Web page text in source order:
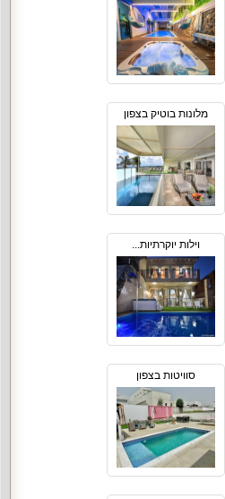
מלונות בוטיק בצפון
וילות יוקרתיות...
סוויטות בצפון